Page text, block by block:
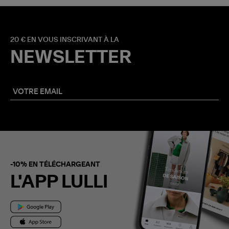
20 € EN VOUS INSCRIVANT À LA
NEWSLETTER
-10% EN TÉLÉCHARGEANT
L'APP LULLI